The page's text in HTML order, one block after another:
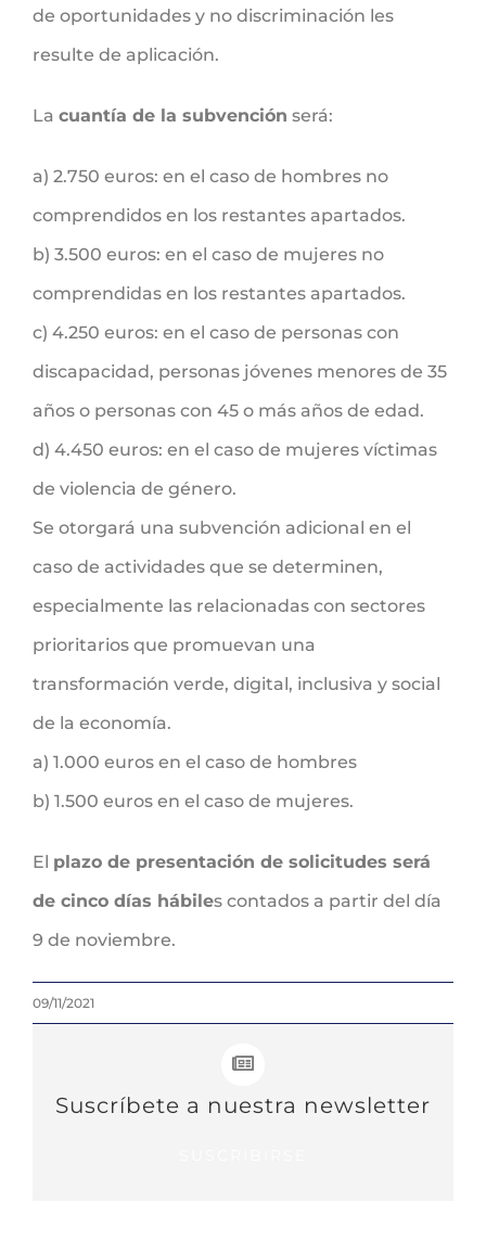
de oportunidades y no discriminación les
resulte de aplicación.
La cuantía de la subvención será:
a) 2.750 euros: en el caso de hombres no
comprendidos en los restantes apartados.
b) 3.500 euros: en el caso de mujeres no
comprendidas en los restantes apartados.
c) 4.250 euros: en el caso de personas con
discapacidad, personas jóvenes menores de 35
años o personas con 45 o más años de edad.
d) 4.450 euros: en el caso de mujeres víctimas
de violencia de género.
Se otorgará una subvención adicional en el
caso de actividades que se determinen,
especialmente las relacionadas con sectores
prioritarios que promuevan una
transformación verde, digital, inclusiva y social
de la economía.
a) 1.000 euros en el caso de hombres
b) 1.500 euros en el caso de mujeres.
El plazo de presentación de solicitudes será
de cinco días hábiles contados a partir del día
9 de noviembre.
09/11/2021
Suscríbete a nuestra newsletter